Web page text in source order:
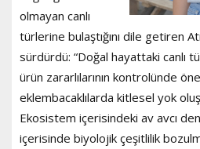
olmayan canlı
türlerine bulaştığını dile getiren
sürdürdü: “Doğal hayattaki canlı
ürün zararlılarının kontrolünde
eklembacaklılarda kitlesel yok
Ekosistem içerisindeki av avcı
içerisinde biyolojik çeşitlilik